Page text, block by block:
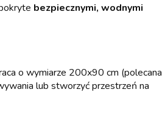
bezpiecznymi, wodnymi
o wymiarze 200x90 cm (polecana
lub stworzyć przestrzeń na